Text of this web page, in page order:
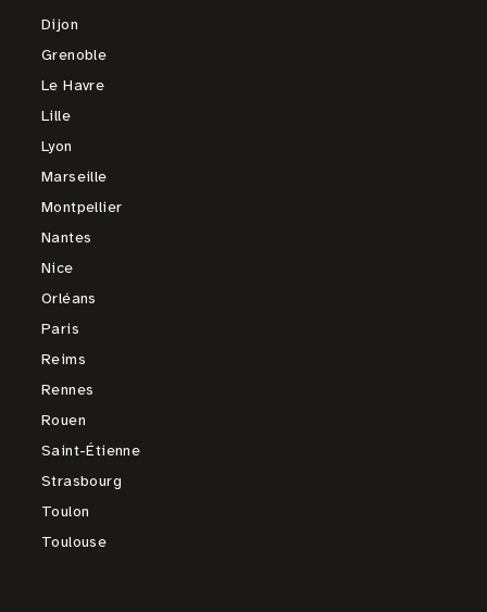
Dijon
Grenoble
Le Havre
Lille
Lyon
Marseille
Montpellier
Nantes
Nice
Orléans
Paris
Reims
Rennes
Rouen
Saint-Étienne
Strasbourg
Toulon
Toulouse